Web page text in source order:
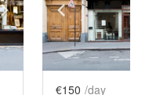
Show next slide
Show
€150 /day